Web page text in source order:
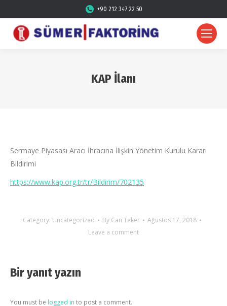
+90 212 347 22 50
KAP İlanı
Sermaye Piyasası Aracı İhracına İlişkin Yönetim Kurulu Kararı
Bildirimi
https://www.kap.org.tr/tr/Bildirim/702135
Category: Uncategorized By Can Teker
Ağustos 17, 2018
Leave a comment
Bir yanıt yazın
You must be logged in to post a comment.